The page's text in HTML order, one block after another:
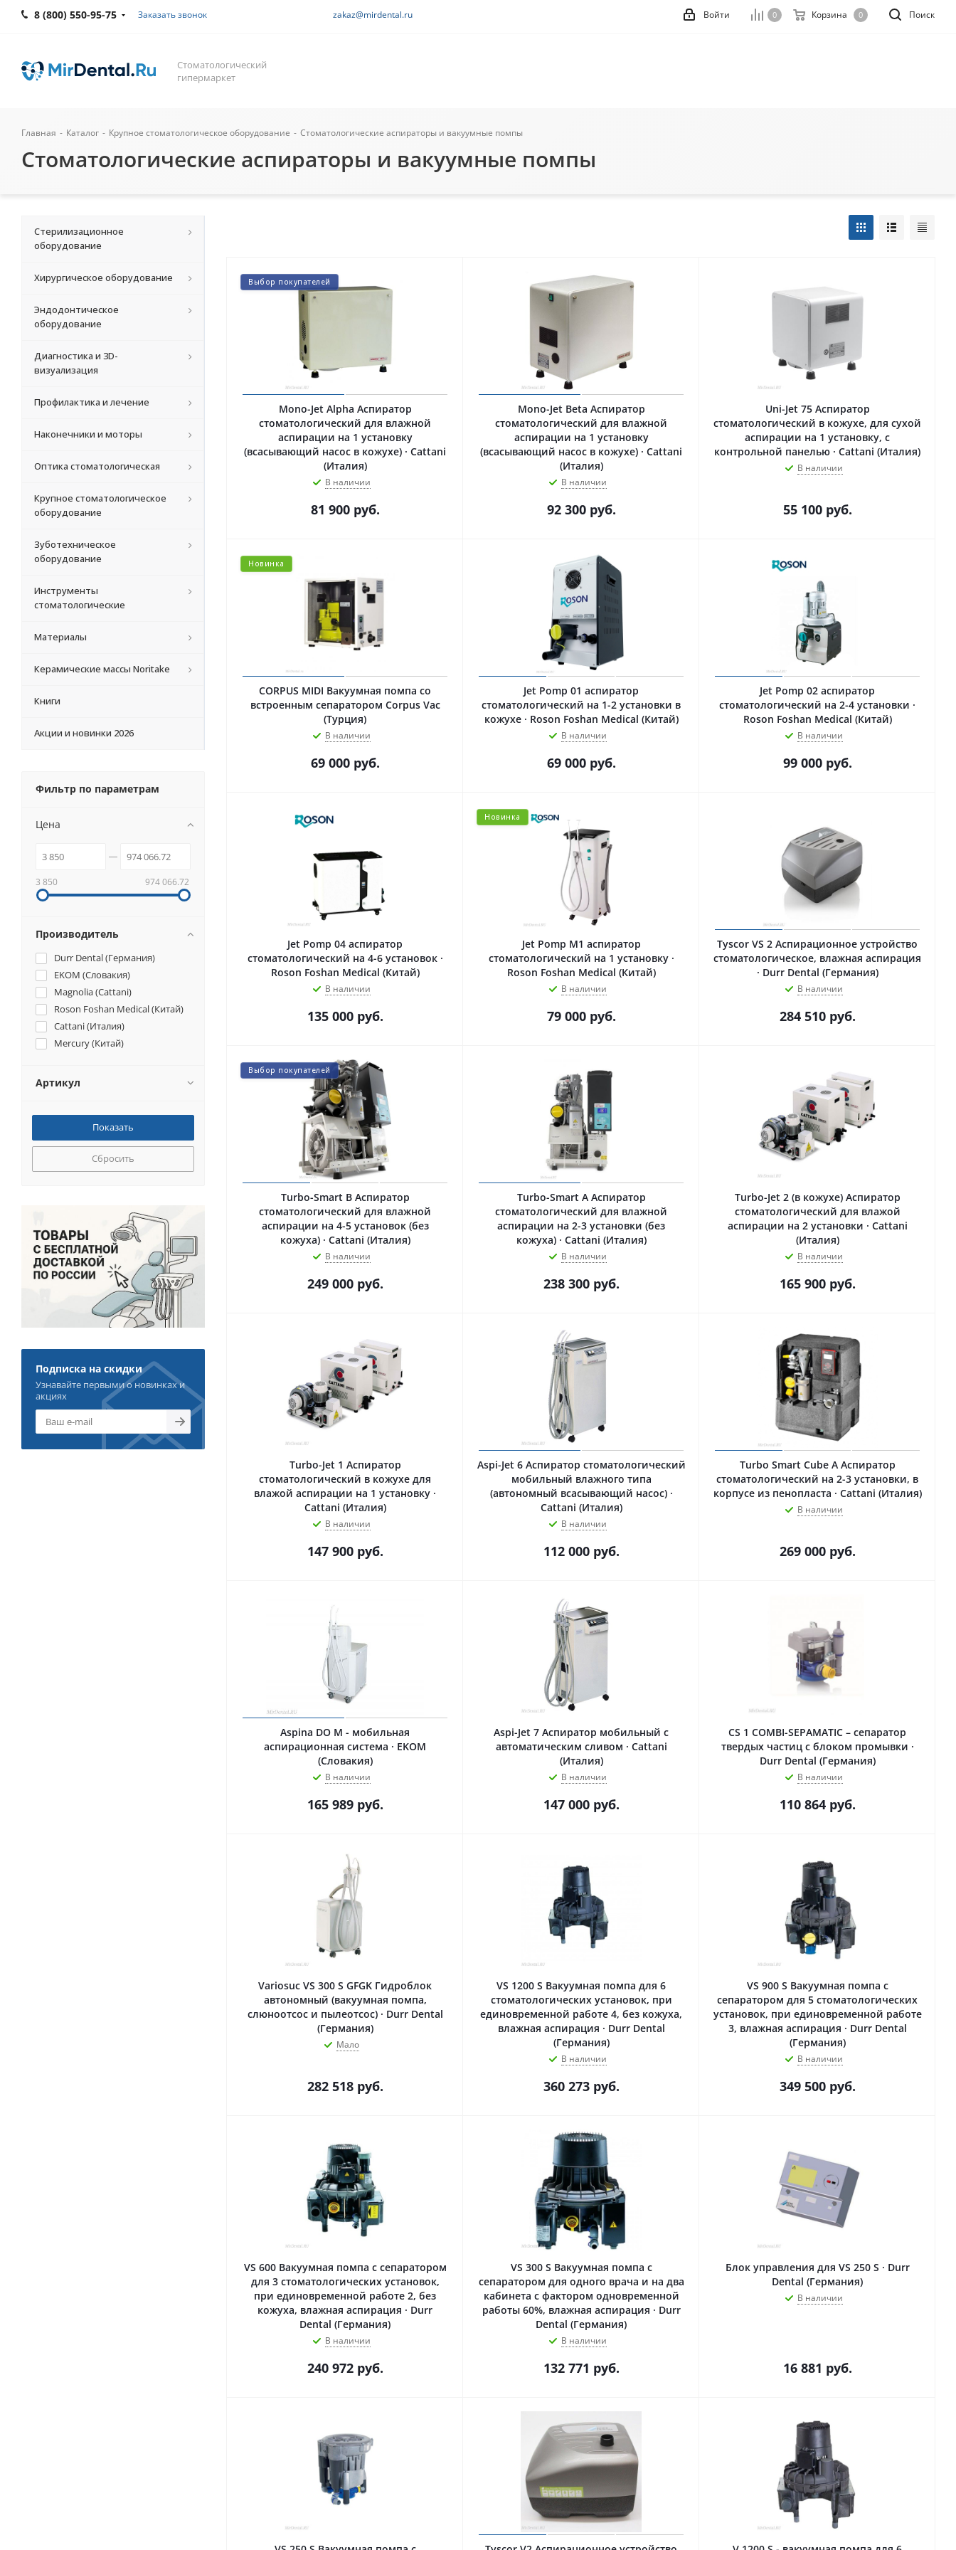
8 (800) 550-95-75 Заказать звонок zakaz@mirdental.ru Поиск
0 Корзина 0
Войти
Стоматологический
гипермаркет
Главная - Каталог - Крупное стоматологическое оборудование - Стоматологические аспираторы и вакуумные помпы
Стоматологические аспираторы и вакуумные помпы
Выбор покупателей
Mono-Jet Alpha Аспиратор
стоматологический для влажной
аспирации на 1 установку
(всасывающий насос в кожухе) · Cattani
(Италия)
В наличии
81 900руб.
Mono-Jet Beta Аспиратор
стоматологический для влажной
аспирации на 1 установку
(всасывающий насос в кожухе) · Cattani
(Италия)
В наличии
92 300руб.
Uni-Jet 75 Аспиратор
стоматологический в кожухе, для сухой
аспирации на 1 установку, с
контрольной панелью · Cattani (Италия)
В наличии
55 100руб.
Новинка
CORPUS MIDI Вакуумная помпа со
встроенным сепаратором Corpus Vac
(Турция)
В наличии
69 000руб.
Jet Pomp 01 аспиратор
стоматологический на 1-2 установки в
кожухе · Roson Foshan Medical (Китай)
В наличии
69 000руб.
Jet Pomp 02 аспиратор
стоматологический на 2-4 установки ·
Roson Foshan Medical (Китай)
В наличии
99 000руб.
Jet Pomp 04 аспиратор
стоматологический на 4-6 установок ·
Roson Foshan Medical (Китай)
В наличии
135 000руб.
Новинка
Jet Pomp M1 аспиратор
стоматологический на 1 установку ·
Roson Foshan Medical (Китай)
В наличии
79 000руб.
Tyscor VS 2 Аспирационное устройство
стоматологическое, влажная аспирация
· Durr Dental (Германия)
В наличии
284 510руб.
Выбор покупателей
Turbo-Smart B Аспиратор
стоматологический для влажной
аспирации на 4-5 установок (без
кожуха) · Cattani (Италия)
В наличии
249 000руб.
Turbo-Smart A Аспиратор
стоматологический для влажной
аспирации на 2-3 установки (без
кожуха) · Cattani (Италия)
В наличии
238 300руб.
Turbo-Jet 2 (в кожухе) Аспиратор
стоматологический для влажой
аспирации на 2 установки · Cattani
(Италия)
В наличии
165 900руб.
Turbo-Jet 1 Аспиратор
стоматологический в кожухе для
влажой аспирации на 1 установку ·
Cattani (Италия)
В наличии
147 900руб.
Aspi-Jet 6 Аспиратор стоматологический
мобильный влажного типа
(автономный всасывающий насос) ·
Cattani (Италия)
В наличии
112 000руб.
Turbo Smart Cube A Аспиратор
стоматологический на 2-3 установки, в
корпусе из пенопласта · Cattani (Италия)
В наличии
269 000руб.
Aspina DO M - мобильная
аспирационная система · EKOM
(Словакия)
В наличии
165 989руб.
Aspi-Jet 7 Аспиратор мобильный с
автоматическим сливом · Cattani
(Италия)
В наличии
147 000руб.
CS 1 COMBI-SEPAMATIC – сепаратор
твердых частиц с блоком промывки ·
Durr Dental (Германия)
В наличии
110 864руб.
Variosuc VS 300 S GFGK Гидроблок
автономный (вакуумная помпа,
слюноотсос и пылеотсос) · Durr Dental
(Германия)
Мало
282 518руб.
VS 1200 S Вакуумная помпа для 6
стоматологических установок, при
единовременной работе 4, без кожуха,
влажная аспирация · Durr Dental
(Германия)
В наличии
360 273руб.
VS 900 S Вакуумная помпа с
сепаратором для 5 стоматологических
установок, при единовременной работе
3, влажная аспирация · Durr Dental
(Германия)
В наличии
349 500руб.
VS 600 Вакуумная помпа с сепаратором
для 3 стоматологических установок,
при единовременной работе 2, без
кожуха, влажная аспирация · Durr
Dental (Германия)
В наличии
240 972руб.
VS 300 S Вакуумная помпа с
сепаратором для одного врача и на два
кабинета с фактором одновременной
работы 60%, влажная аспирация · Durr
Dental (Германия)
В наличии
132 771 руб.
Блок управления для VS 250 S · Durr
Dental (Германия)
В наличии
16 881 руб.
Стерилизационное
оборудование
Хирургическое оборудование
Эндодонтическое
оборудование
Диагностика и 3D-
визуализация
Профилактика и лечение
Наконечники и моторы
Оптика стоматологическая
Крупное стоматологическое
оборудование
Зуботехническое
оборудование
Инструменты
стоматологические
Материалы
Керамические массы Noritake
Книги
Акции и новинки 2026
Фильтр по параметрам
Цена
3 850 974 066.72
Производитель
Durr Dental (Германия)
EKOM (Словакия)
Magnolia (Cattani)
Roson Foshan Medical (Китай)
Cattani (Италия)
Mercury (Китай)
Артикул
Сбросить
Подписка на скидки
Узнавайте первыми о новинках и
акциях